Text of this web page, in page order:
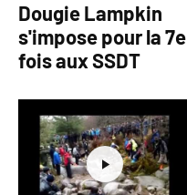
Dougie Lampkin
s'impose pour la 7e
fois aux SSDT